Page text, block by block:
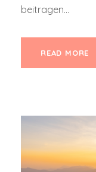
beitragen...
READ MORE